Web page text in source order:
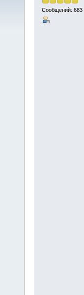
Сообщений: 683